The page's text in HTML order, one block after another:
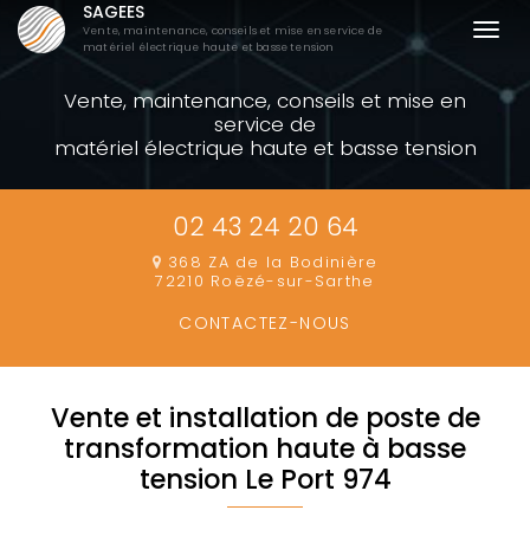
Aller
au
contenu
principal
SAGEES
Vente, maintenance, conseils et mise en service de
matériel électrique haute et basse tension
Vente, maintenance, conseils et mise en
service de
matériel électrique haute et basse tension
02 43 24 20 64
368 ZA de la Bodinière
72210 Roëzé-sur-Sarthe
CONTACTEZ-NOUS
Vente et installation de poste de
transformation haute à basse
tension Le Port 974